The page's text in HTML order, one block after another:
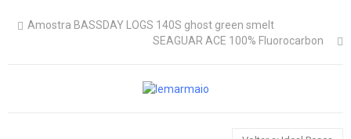
Amostra BASSDAY LOGS 140S ghost green smelt
SEAGUAR ACE 100% Fluorocarbon